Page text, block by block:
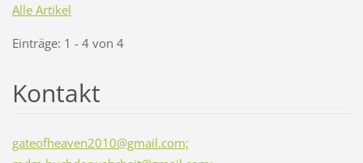
Alle Artikel
Einträge: 1 - 4 von 4
Kontakt
gateofheaven2010@gmail.com;